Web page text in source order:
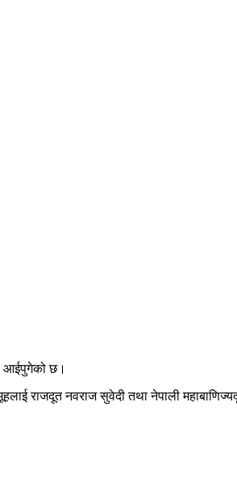
आईपुगेको छ।
राजदूत नवराज सुवेदी तथा नेपाली